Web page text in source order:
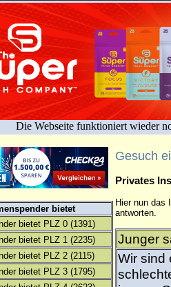
Die Webseite funktioniert wieder
bietet
bietet PLZ 0 (1391)
bietet PLZ 1 (2235)
bietet PLZ 2 (2115)
bietet PLZ 3 (1795)
Gesuch
Privates
Hier nun das
antworten.
Junger
Wir sind